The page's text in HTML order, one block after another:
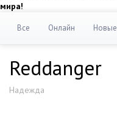
мира!
Все Онлайн Новые
Reddanger
Надежда